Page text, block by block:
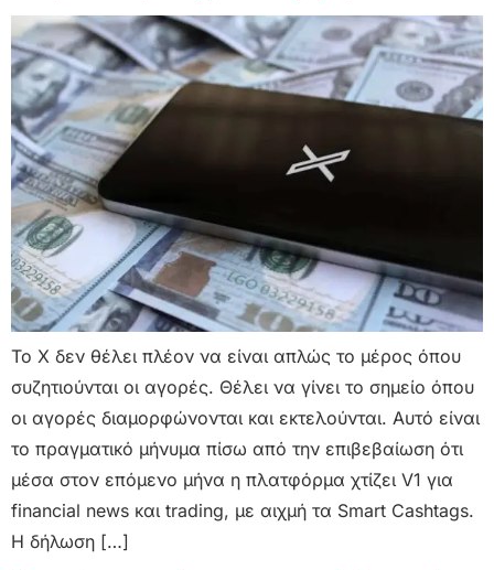
Το X δεν θέλει πλέον να είναι απλώς το μέρος όπου
συζητιούνται οι αγορές. Θέλει να γίνει το σημείο όπου
οι αγορές διαμορφώνονται και εκτελούνται. Αυτό είναι
το πραγματικό μήνυμα πίσω από την επιβεβαίωση ότι
μέσα στον επόμενο μήνα η πλατφόρμα χτίζει V1 για
financial news και trading, με αιχμή τα Smart Cashtags.
Η δήλωση […]